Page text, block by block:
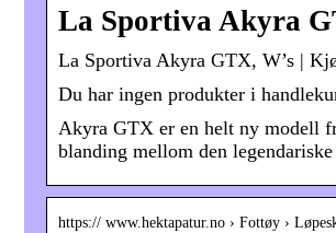
La Sportiva Akyra
La Sportiva Akyra GTX, W’s |
Du har ingen produkter i
Akyra GTX er en helt ny modell
blanding mellom den
https:// www.hektapatur.no › Fottøy ›